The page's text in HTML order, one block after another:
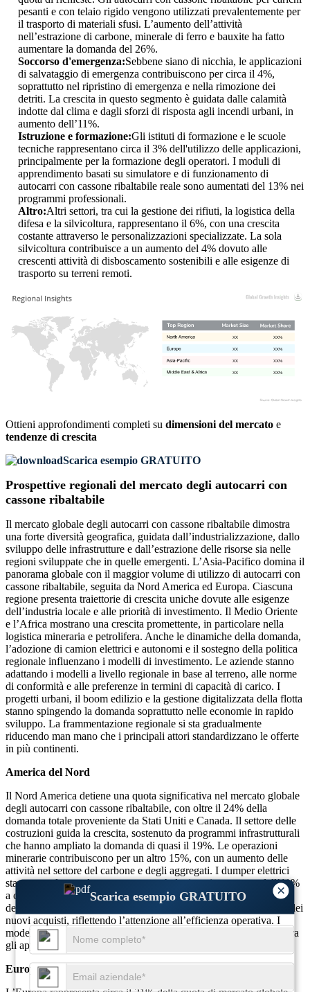
×
Scarica esempio GRATUITO
pesanti e con telaio rigido vengono utilizzati prevalentemente per
il trasporto di materiali sfusi. L’aumento dell’attività
nell’estrazione di carbone, minerale di ferro e bauxite ha fatto
aumentare la domanda del 26%.
Soccorso d'emergenza:Sebbene siano di nicchia, le applicazioni
di salvataggio di emergenza contribuiscono per circa il 4%,
soprattutto nel ripristino di emergenza e nella rimozione dei
detriti. La crescita in questo segmento è guidata dalle calamità
indotte dal clima e dagli sforzi di risposta agli incendi urbani, in
aumento dell’11%.
Istruzione e formazione:Gli istituti di formazione e le scuole
tecniche rappresentano circa il 3% dell'utilizzo delle applicazioni,
principalmente per la formazione degli operatori. I moduli di
apprendimento basati su simulatore e di funzionamento di
autocarri con cassone ribaltabile reale sono aumentati del 13% nei
programmi professionali.
Altro:Altri settori, tra cui la gestione dei rifiuti, la logistica della
difesa e la silvicoltura, rappresentano il 6%, con una crescita
costante attraverso le personalizzazioni specializzate. La sola
silvicoltura contribuisce a un aumento del 4% dovuto alle
crescenti attività di disboscamento sostenibili e alle esigenze di
trasporto su terreni remoti.
XX%
XX
XX%
XX
XX%
XX
XX%
XX
Ottieni approfondimenti completi su dimensioni del mercato e
tendenze di crescita
Scarica esempio GRATUITO
Prospettive regionali del mercato degli autocarri con
cassone ribaltabile
Il mercato globale degli autocarri con cassone ribaltabile dimostra
una forte diversità geografica, guidata dall’industrializzazione, dallo
sviluppo delle infrastrutture e dall’estrazione delle risorse sia nelle
regioni sviluppate che in quelle emergenti. L’Asia-Pacifico domina il
panorama globale con il maggior volume di utilizzo di autocarri con
cassone ribaltabile, seguita da Nord America ed Europa. Ciascuna
regione presenta traiettorie di crescita uniche dovute alle esigenze
dell’industria locale e alle priorità di investimento. Il Medio Oriente
e l’Africa mostrano una crescita promettente, in particolare nella
logistica mineraria e petrolifera. Anche le dinamiche della domanda,
l’adozione di camion elettrici e autonomi e il sostegno della politica
regionale influenzano i modelli di investimento. Le aziende stanno
adattando i modelli a livello regionale in base al terreno, alle norme
di conformità e alle preferenze in termini di capacità di carico. I
progetti urbani, il boom edilizio e la gestione digitalizzata della flotta
stanno spingendo la domanda soprattutto nelle economie in rapido
sviluppo. La frammentazione regionale si sta gradualmente
riducendo man mano che i principali attori standardizzano le offerte
in più continenti.
America del Nord
Il Nord America detiene una quota significativa nel mercato globale
degli autocarri con cassone ribaltabile, con oltre il 24% della
domanda totale proveniente da Stati Uniti e Canada. Il settore delle
costruzioni guida la crescita, sostenuto da programmi infrastrutturali
che hanno ampliato la domanda di quasi il 19%. Le operazioni
minerarie contribuiscono per un altro 15%, con un aumento delle
attività nel settore del carbone e degli aggregati. I dumper elettrici
stanno guadagnando terreno, con un’adozione in aumento dell’11%
a causa delle rigide normative sulle emissioni. Gli aggiornamenti
della flotta e i sistemi autonomi sono implementati in oltre il 14% dei
nuovi acquisti, riflettendo l’attenzione all’efficienza operativa. I
modelli basati sul noleggio sono cresciuti del 17%, in particolare tra
gli appaltatori di medie dimensioni.
Europa